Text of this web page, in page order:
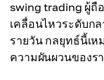
swing trading ผู้ถื
เคลื่อนไหวระดับก
รายวัน กลยุทธ์นี้เ
ความผันผวนของร